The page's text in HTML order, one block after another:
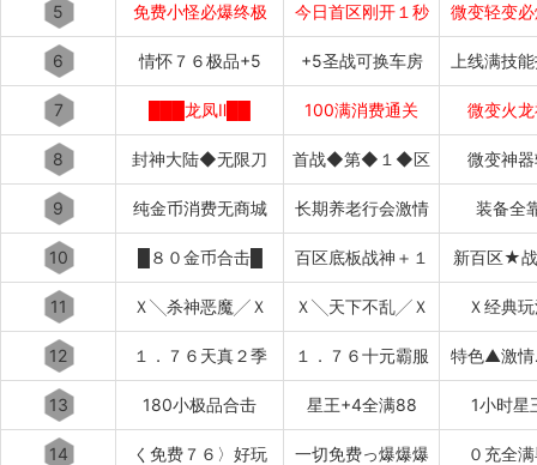
5 免费小怪必爆终极 今日首区刚开１秒 微变轻变
6 情怀７６极品+5 +5圣战可换车房 上线满技
7 ███龙凤Ⅱ██ 100满消费通关 微变火
8 封神大陆◆无限刀 首战◆第◆１◆区 微变神
9 纯金币消费无商城 长期养老行会激情 装备全
10 █８０金币合击█ 百区底板战神＋１ 新百区★
11 Ｘ╲杀神恶魔╱Ｘ Ｘ╲天下不乱╱Ｘ Ｘ经典
12 １．７６天真２季 １．７６十元霸服 特色▲激
13 180小极品合击 星王+4全满88 1小时星
14 く免费７６〉好玩 一切免费っ爆爆爆 ０充全